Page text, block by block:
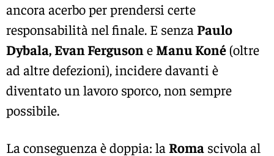
ancora acerbo per prendersi certe
responsabilità nel finale. E senza Paulo
Dybala,Evan Fergusone Manu Koné(oltre
ad altre defezioni), incidere davanti è
diventato un lavoro sporco, non sempre
possibile.
La conseguenza è doppia: la Roma scivola al